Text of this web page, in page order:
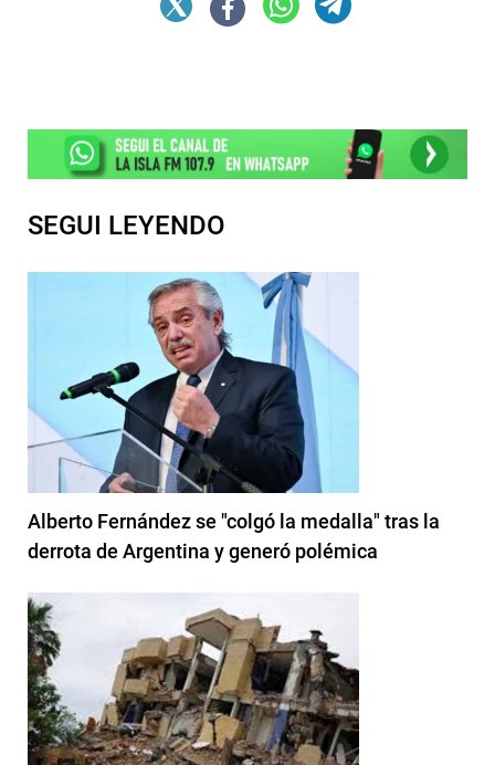
SEGUI LEYENDO
Alberto Fernández se "colgó la medalla" tras la
derrota de Argentina y generó polémica